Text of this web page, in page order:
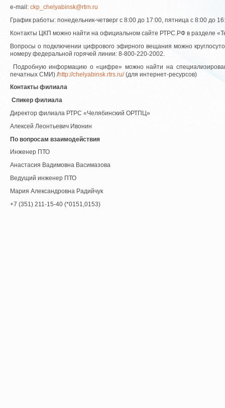
е-mail: ckp_chelyabinsk@rtrn.ru
График работы: понедельник-четверг с 8:00 до 17:00, пятница с 8:00 до
Контакты ЦКП можно найти на официальном сайте РТРС.РФ в разделе
Вопросы о подключении цифрового эфирного вещания можно
номеру федеральной горячей линии: 8-800-220-2002.
Подробную информацию о «цифре» можно найти на
печатных СМИ) /http://chelyabinsk.rtrs.ru/(для интернет-ресурсов)
Контакты филиала
Спикер филиала
Директор филиала РТРС «Челябинский ОРТПЦ»
Алексей Леонтьевич Ивонин
По вопросам взаимодействия
Инженер ПТО
Анастасия Вадимовна Васимазова
Ведущий инженер ПТО
Мария Александровна Радийчук
+7 (351) 211-15-40 (*0151,0153)